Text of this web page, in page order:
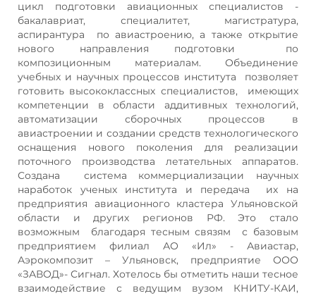
цикл подготовки авиационных специалистов -
бакалавриат, специалитет, магистратура,
аспирантура по авиастроению, а также открытие
нового направления подготовки по
композиционным материалам. Объединение
учебных и научных процессов института позволяет
готовить высококлассных специалистов, имеющих
компетенции в области аддитивных технологий,
автоматизации сборочных процессов в
авиастроении и создании средств технологического
оснащения нового поколения для реализации
поточного производства летательных аппаратов.
Создана система коммерциализации научных
наработок ученых института и передача их на
предприятия авиационного кластера Ульяновской
области и других регионов РФ. Это стало
возможным благодаря тесным связям с базовым
предприятием филиал АО «Ил» - Авиастар,
Аэрокомпозит – Ульяновск, предприятие ООО
«ЗАВОД»- Сигнал. Хотелось бы отметить наши тесное
взаимодействие с ведущим вузом КНИТУ-КАИ,